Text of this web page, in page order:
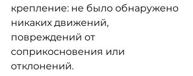
крепление: не было обнаружено
никаких движений,
повреждений от
соприкосновения или
отклонений.